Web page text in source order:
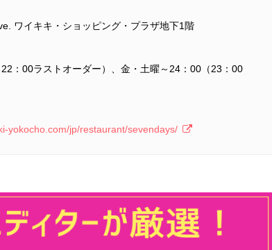
ワイキキ・ショッピング・プラザ地下1階
：00ラストオーダー）、金・土曜～24：00（23：00
yokocho.com/jp/restaurant/sevendays/